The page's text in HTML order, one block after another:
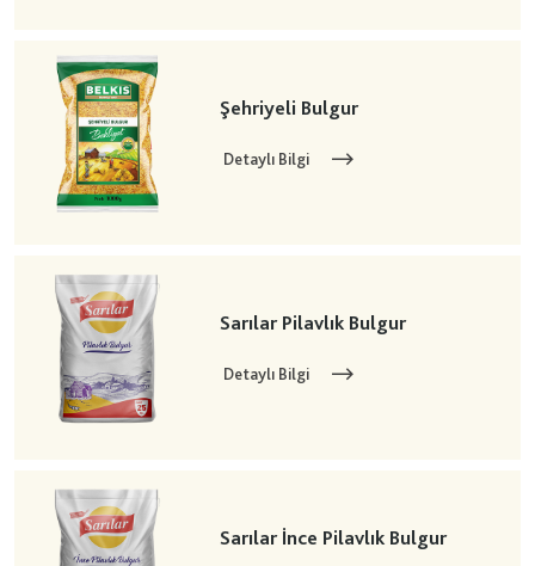
Şehriyeli Bulgur
Detaylı Bilgi
Sarılar Pilavlık Bulgur
Detaylı Bilgi
Sarılar İnce Pilavlık Bulgur